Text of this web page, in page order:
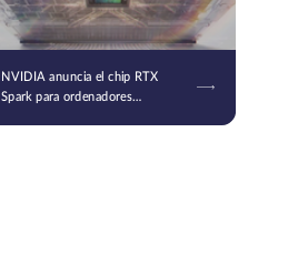
NVIDIA anuncia el chip RTX
Spark para ordenadores